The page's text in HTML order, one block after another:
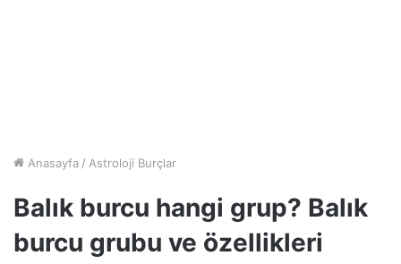
Anasayfa / Astroloji Burçlar
Balık burcu hangi grup? Balık
burcu grubu ve özellikleri